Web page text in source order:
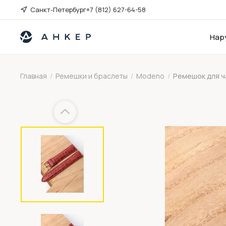
Санкт-Петербург+7 (812) 627-64-58
Главная / Ремешки и браслеты / Modeno / Ремешок для
Previous